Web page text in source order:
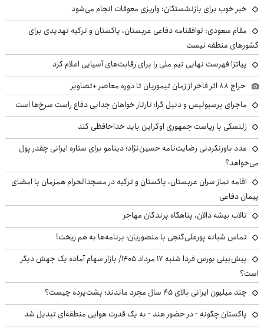
خبر خوب برای بازنشستگان: واریزی معوقات انجام می‌شود
مقام سعودی: توافقنامه دفاعی عربستان، پاکستان و ترکیه تهدیدی برای
کشورهای منطقه نیست
پیاتزا فهرست نهایی تیم ملی را برای رقابت‌های آسیایی اعلام کرد
حراج ۸۸ اثر فاخر از زمان تیموریان تا دوره معاصر +تصاویر
ماجرای پرسپولیس و دنیل گرا؛ تارتار خواهان جدایی دفاع راست سرخ‌ها است
زلنسکی با ریاست جمهوری اوکراین باید خداحافظی کند
عدد باورنکردنی رضایت‌نامه حسین‌نژاد؛ دینامو برای ستاره ایرانی چقدر پول
می‌خواهد؟
اقامه نماز سران عربستان، پاکستان و ترکیه در مسجدالحرام همزمان با امضای
پیمان دفاعی
تالاب بیشه دالان، پناهگاه پرندگان مهاجر
تماس شبانه پورعلی‌گنجی با منصوریان؛ برنامه‌ها به هم ریخت!
پیش‌بینی بورس فردا شنبه ۱۷ مرداد ۱۴۰۵/ بازار سهام آماده یک جهش دیگر
است؟
چند میلیون ایرانی بالای ۴۵ سال مجرد ماندند؛ پشت‌پرده چیست؟
پاکستان چگونه - در حضور هند - به یک قدرت هوایی منطقه‌ای تبدیل شد